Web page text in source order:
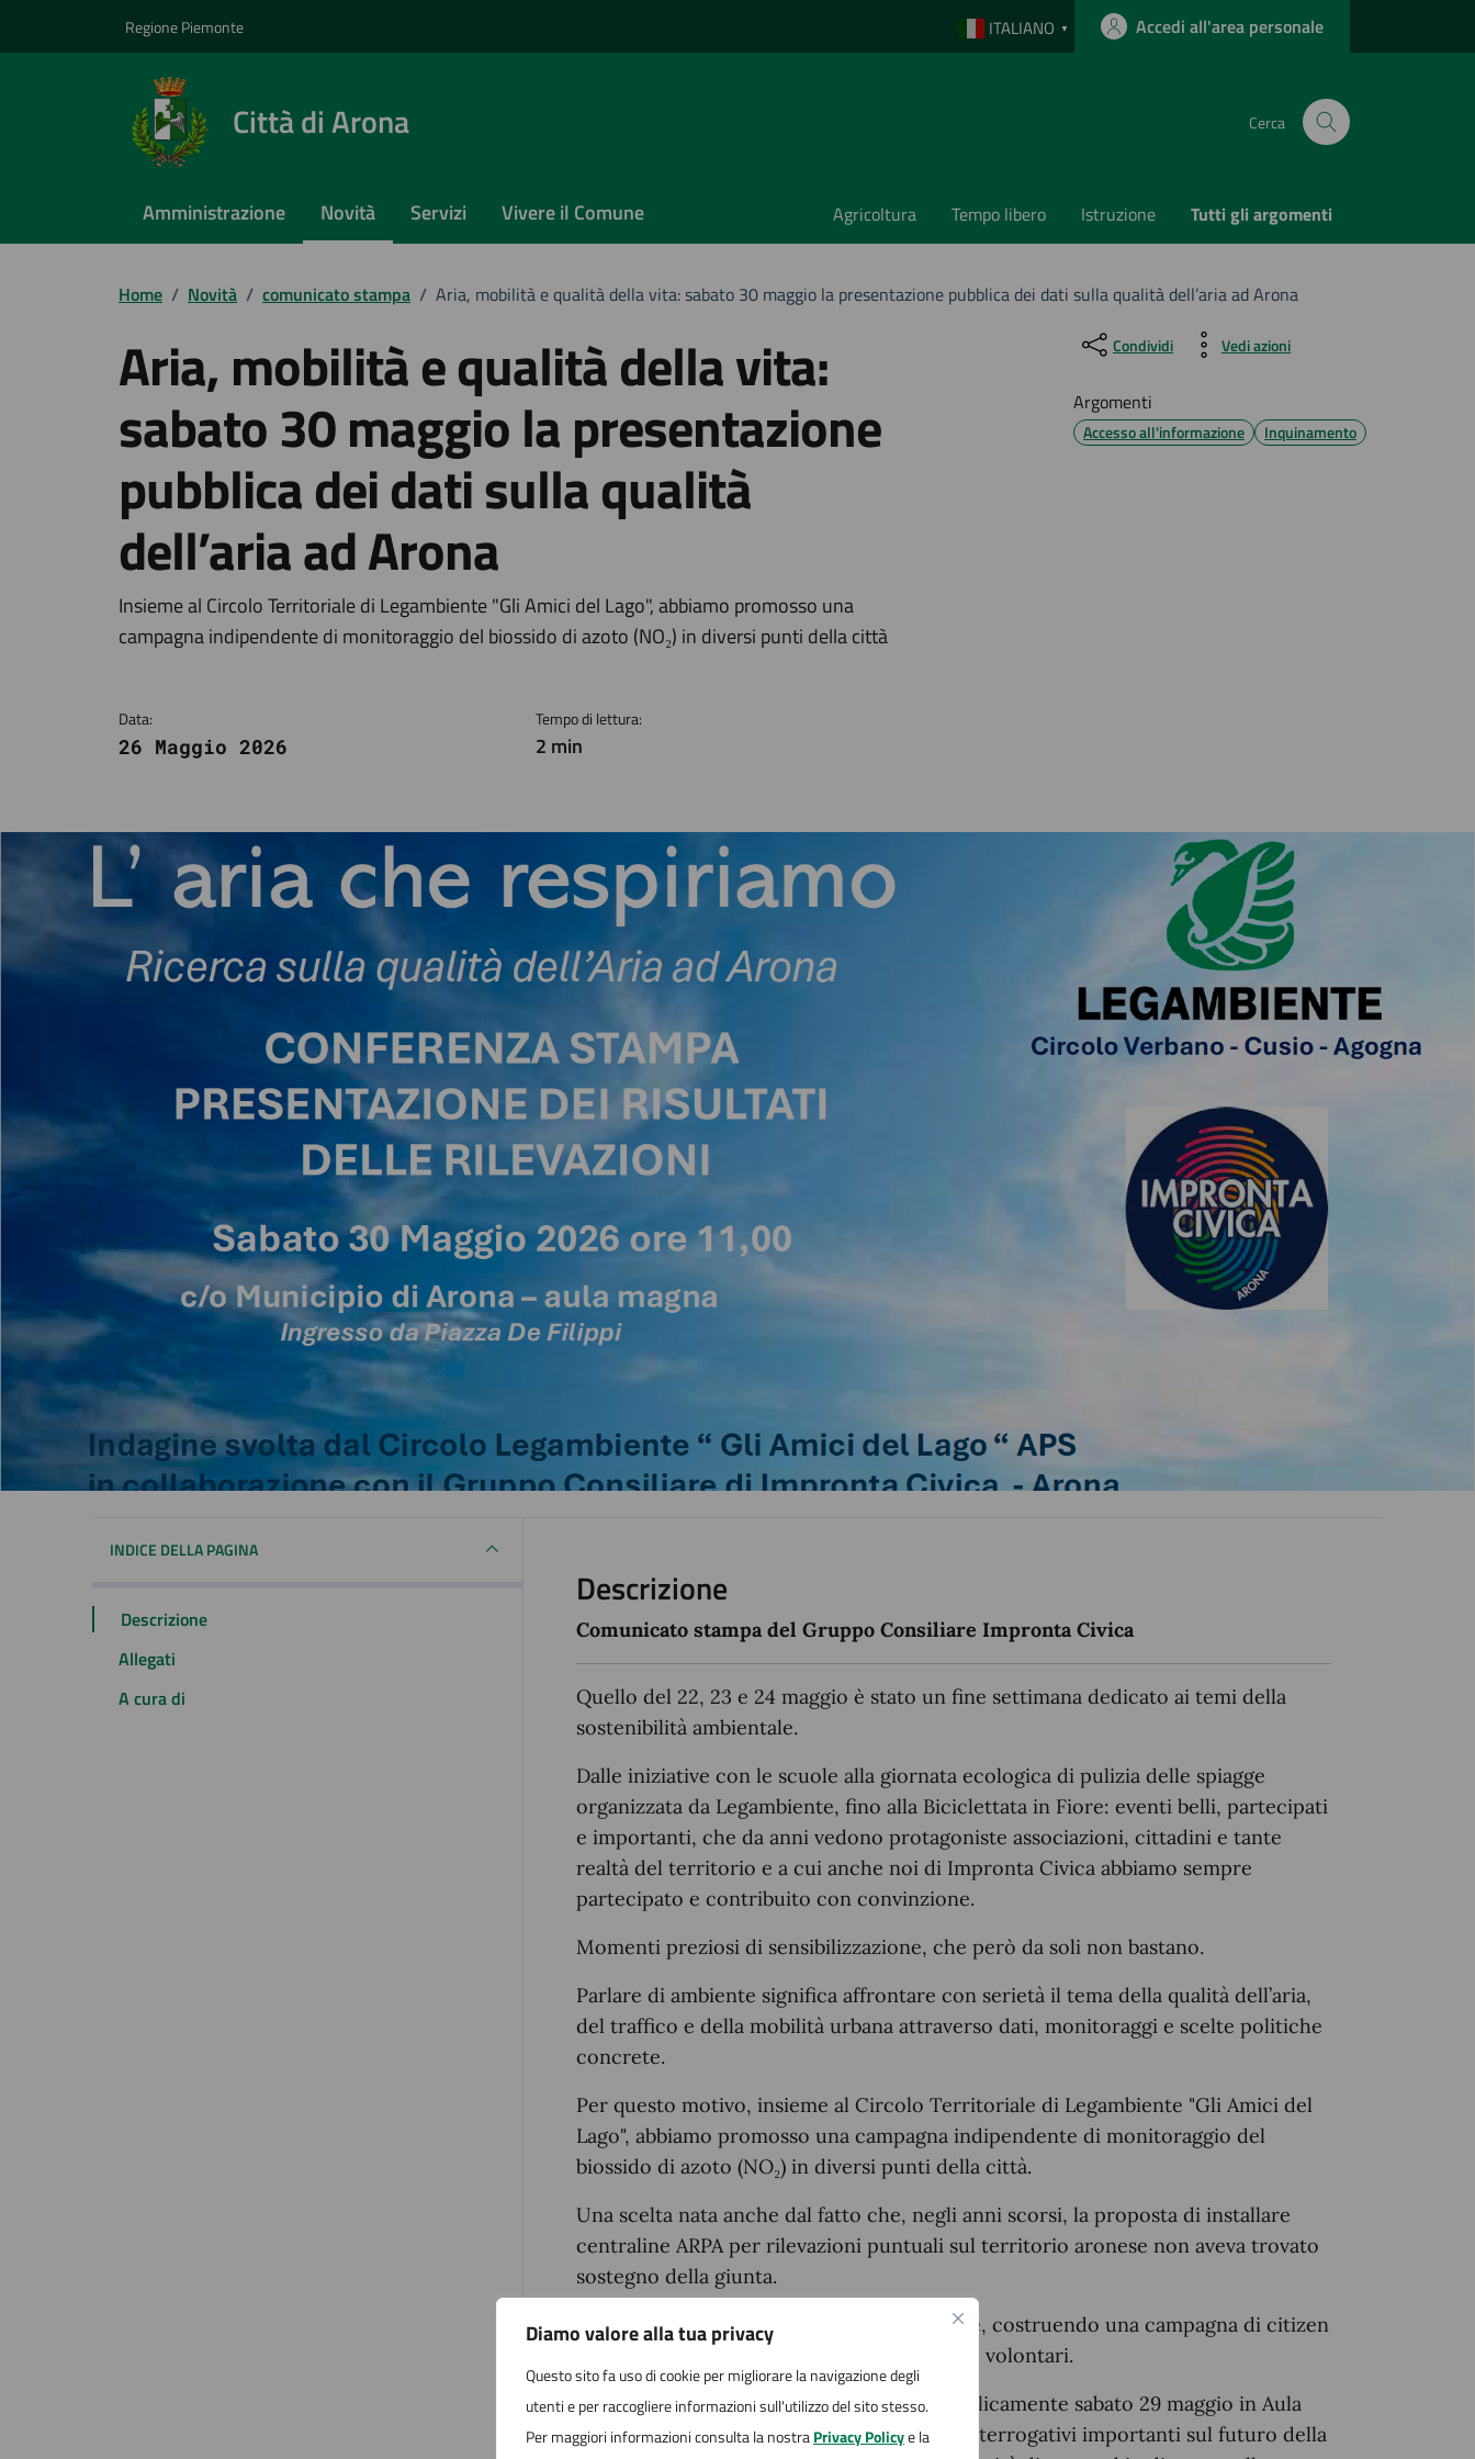
Diamo valore alla tua privacy
Questo sito fa uso di cookie per migliorare la navigazione degli
utenti e per raccogliere informazioni sull'utilizzo del sito stesso.
Per maggiori informazioni consulta la nostraPrivacy Policye la
Regione Piemonte ITALIANO ▼ Accedi all'area personale
Città di Arona Cerca
Amministrazione Novità Servizi Vivere il Comune Agricoltura Tempo libero Istruzione Tutti gli argomenti
Home / Novità / comunicato stampa / Aria, mobilità e qualità della vita: sabato 30 maggio la presentazione pubblica dei dati sulla qualità dell’aria ad Arona
Aria, mobilità e qualità della vita:
sabato 30 maggio la presentazione
pubblica dei dati sulla qualità
dell’aria ad Arona
Dettagli della notizia
Insieme al Circolo Territoriale di Legambiente "Gli Amici del Lago", abbiamo promosso una
campagna indipendente di monitoraggio del biossido di azoto (NO₂) in diversi punti della città
Data:
26 Maggio 2026
Tempo di lettura:
2 min
Condividi Vedi azioni
Argomenti
Accesso all'informazione Inquinamento
INDICE DELLA PAGINA
Descrizione
Allegati
A cura di
Descrizione
Comunicato stampa del Gruppo Consiliare Impronta Civica
Quello del 22, 23 e 24 maggio è stato un fine settimana dedicato ai temi della
sostenibilità ambientale.
Dalle iniziative con le scuole alla giornata ecologica di pulizia delle spiagge
organizzata da Legambiente, fino alla Biciclettata in Fiore: eventi belli, partecipati
e importanti, che da anni vedono protagoniste associazioni, cittadini e tante
realtà del territorio e a cui anche noi di Impronta Civica abbiamo sempre
partecipato e contribuito con convinzione.
Momenti preziosi di sensibilizzazione, che però da soli non bastano.
Parlare di ambiente significa affrontare con serietà il tema della qualità dell’aria,
del traffico e della mobilità urbana attraverso dati, monitoraggi e scelte politiche
concrete.
Per questo motivo, insieme al Circolo Territoriale di Legambiente "Gli Amici del
Lago", abbiamo promosso una campagna indipendente di monitoraggio del
biossido di azoto (NO₂) in diversi punti della città.
Una scelta nata anche dal fatto che, negli anni scorsi, la proposta di installare
centraline ARPA per rilevazioni puntuali sul territorio aronese non aveva trovato
sostegno della giunta.
Abbiamo quindi deciso di partire comunque, costruendo una campagna di citizen
science che ha coinvolto cittadini, attività e volontari.
I risultati raccolti verranno presentati pubblicamente sabato 29 maggio in Aula
Magna e raccontano una realtà che pone interrogativi importanti sul futuro della